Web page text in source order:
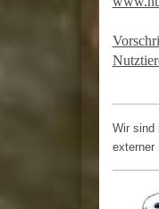
Wir sind
externer